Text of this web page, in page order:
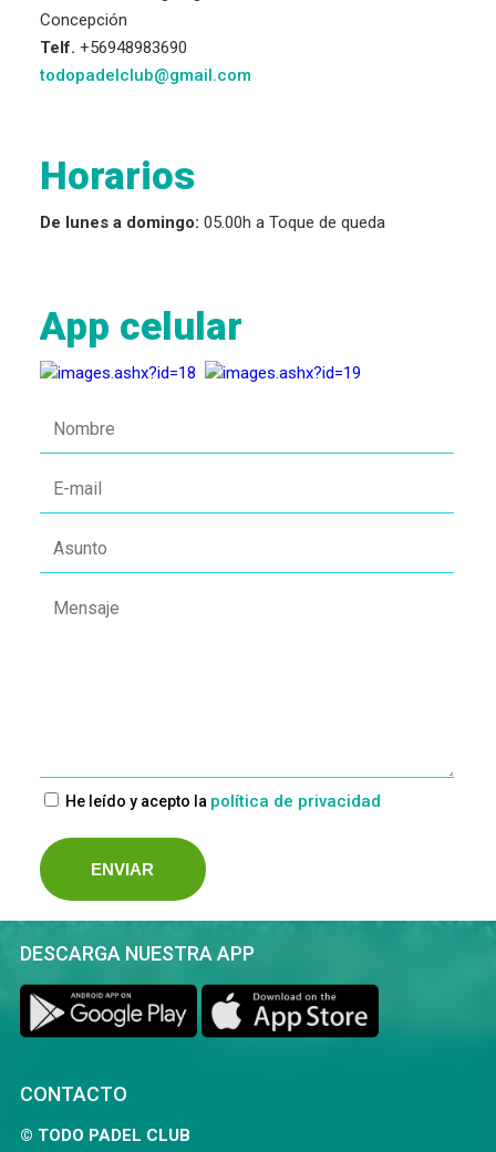
Concepción
Telf. +56948983690
todopadelclub@gmail.com
Horarios
De lunes a domingo: 05.00h a Toque de queda
App celular
He leído y acepto la política de privacidad
DESCARGA NUESTRA APP
CONTACTO
© TODO PADEL CLUB